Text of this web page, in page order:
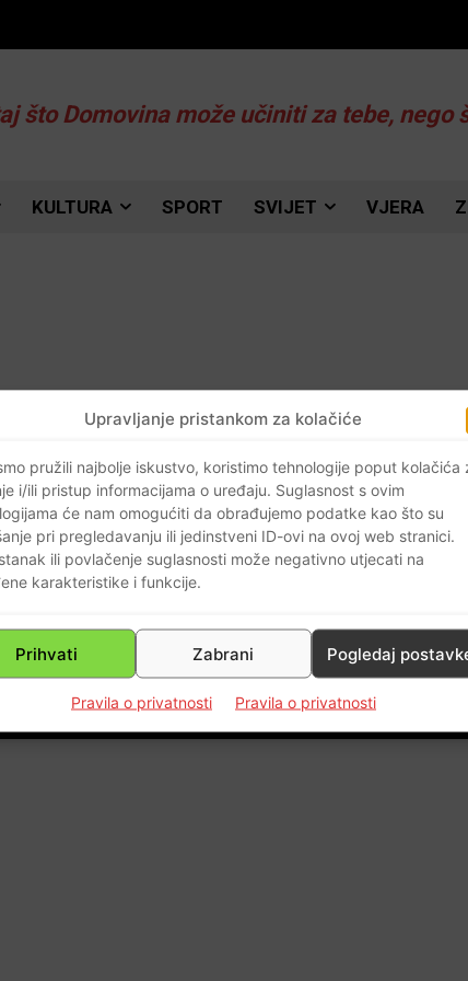
Upravljanje pristankom za kolačiće
pružili najbolje iskustvo, koristimo tehnologije poput kolačića
i/ili pristup informacijama o uređaju. Suglasnost s ovim
će nam omogućiti da obrađujemo podatke kao što su
pri pregledavanju ili jedinstveni ID-ovi na ovoj web stranici.
ili povlačenje suglasnosti može negativno utjecati na
karakteristike i funkcije.
Prihvati Zabrani Pogledaj
Pravila o privatnosti Pravila o privatnosti
što Domovina može učiniti za tebe, nego
KULTURA SPORT SVIJET VJERA